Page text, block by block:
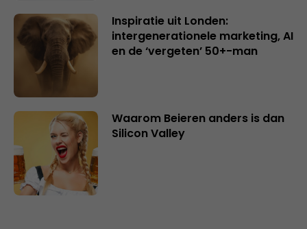
Inspiratie uit Londen:
intergenerationele marketing, AI
en de ‘vergeten’ 50+-man
Waarom Beieren anders is dan
Silicon Valley